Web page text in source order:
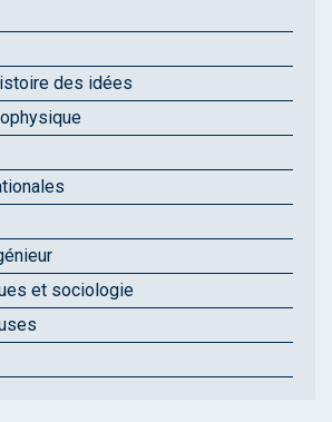
des idées
et sociologie